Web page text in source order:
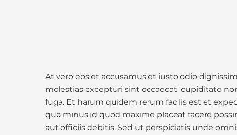
At vero eos et accusamus et iusto odio
molestias excepturi sint occaecati cupiditate
fuga. Et harum quidem rerum facilis est et
quo minus id quod maxime placeat facere
aut officiis debitis. Sed ut perspiciatis unde